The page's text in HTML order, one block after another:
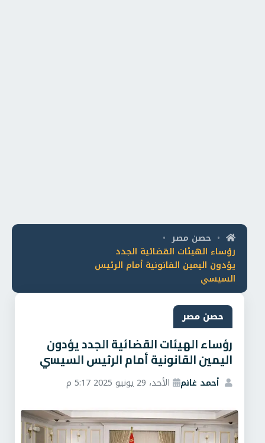
• حصن مصر •
رؤساء الهيئات القضائية الجدد
يؤدون اليمين القانونية أمام الرئيس
السيسي
حصن مصر
رؤساء الهيئات القضائية الجدد يؤدون
اليمين القانونية أمام الرئيس السيسي
أحمد غانم الأحد، 29 يونيو 2025 5:17 م